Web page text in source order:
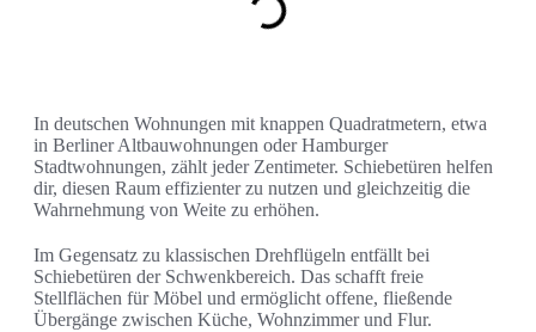
In deutschen Wohnungen mit knappen Quadratmetern, etwa
in Berliner Altbauwohnungen oder Hamburger
Stadtwohnungen, zählt jeder Zentimeter. Schiebetüren helfen
dir, diesen Raum effizienter zu nutzen und gleichzeitig die
Wahrnehmung von Weite zu erhöhen.
Im Gegensatz zu klassischen Drehflügeln entfällt bei
Schiebetüren der Schwenkbereich. Das schafft freie
Stellflächen für Möbel und ermöglicht offene, fließende
Übergänge zwischen Küche, Wohnzimmer und Flur.